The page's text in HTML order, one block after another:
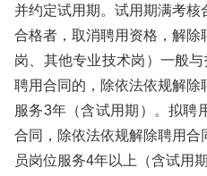
并约定试用期。试用期满考
合格者，取消聘用资格，解
岗、其他专业技术岗）一般
聘用合同的，除依法依规解
服务3年（含试用期）。拟聘
合同，除依法依规解除聘用
员岗位服务4年以上（含试用期